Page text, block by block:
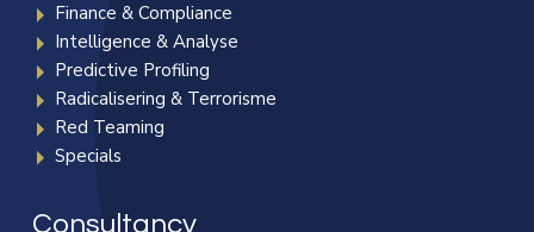
Finance & Compliance
Intelligence & Analyse
Predictive Profiling
Radicalisering & Terrorisme
Red Teaming
Specials
Consultancy